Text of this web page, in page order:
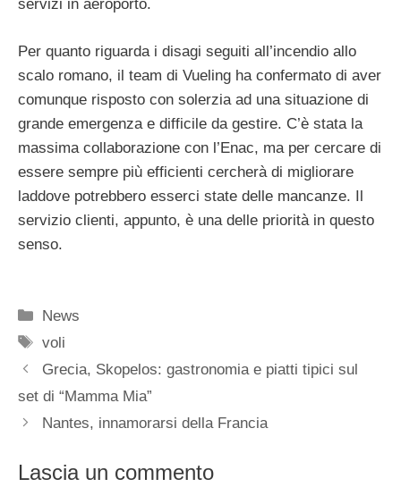
servizi in aeroporto.
Per quanto riguarda i disagi seguiti all’incendio allo
scalo romano, il team di Vueling ha confermato di aver
comunque risposto con solerzia ad una situazione di
grande emergenza e difficile da gestire. C’è stata la
massima collaborazione con l’Enac, ma per cercare di
essere sempre più efficienti cercherà di migliorare
laddove potrebbero esserci state delle mancanze. Il
servizio clienti, appunto, è una delle priorità in questo
senso.
Categorie
News
Tag
voli
Grecia, Skopelos: gastronomia e piatti tipici sul
set di “Mamma Mia”
Nantes, innamorarsi della Francia
Lascia un commento